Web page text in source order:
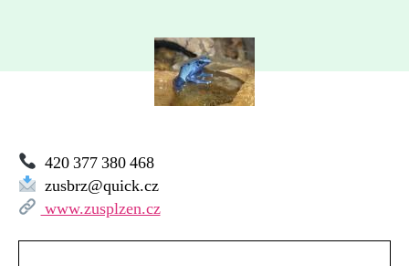
ZUŠ
420 377 380 468
zusbrz@quick.cz
www.zusplzen.cz